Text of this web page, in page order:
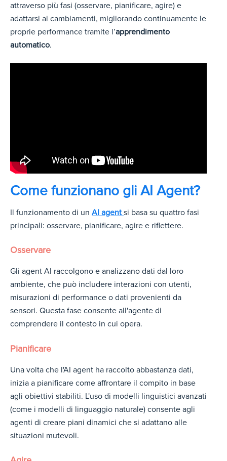
attraverso più fasi (osservare, pianificare, agire) e
adattarsi ai cambiamenti, migliorando continuamente le
proprie performance tramite l’apprendimento
automatico.
Come funzionano gli AI Agent?
Il funzionamento di un AI agentsi basa su quattro fasi
principali: osservare, pianificare, agire e riflettere.
Osservare
Gli agent AI raccolgono e analizzano dati dal loro
ambiente, che può includere interazioni con utenti,
misurazioni di performance o dati provenienti da
sensori. Questa fase consente all'agente di
comprendere il contesto in cui opera.
Pianificare
Una volta che l'AI agent ha raccolto abbastanza dati,
inizia a pianificare come affrontare il compito in base
agli obiettivi stabiliti. L'uso di modelli linguistici avanzati
(come i modelli di linguaggio naturale) consente agli
agenti di creare piani dinamici che si adattano alle
situazioni mutevoli.